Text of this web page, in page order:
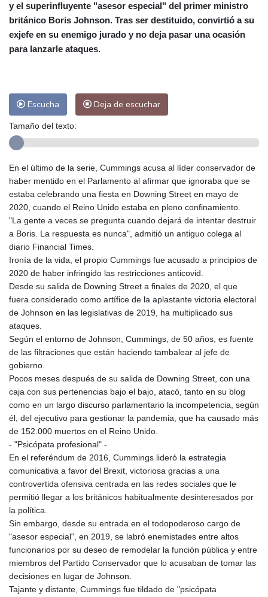
y el superinfluyente "asesor especial" del primer ministro
británico Boris Johnson. Tras ser destituido, convirtió a su
exjefe en su enemigo jurado y no deja pasar una ocasión
para lanzarle ataques.
Escucha Deja de escuchar
Tamaño del texto:
En el último de la serie, Cummings acusa al líder conservador de
haber mentido en el Parlamento al afirmar que ignoraba que se
estaba celebrando una fiesta en Downing Street en mayo de
2020, cuando el Reino Unido estaba en pleno confinamiento.
"La gente a veces se pregunta cuando dejará de intentar destruir
a Boris. La respuesta es nunca", admitió un antiguo colega al
diario Financial Times.
Ironía de la vida, el propio Cummings fue acusado a principios de
2020 de haber infringido las restricciones anticovid.
Desde su salida de Downing Street a finales de 2020, el que
fuera considerado como artífice de la aplastante victoria electoral
de Johnson en las legislativas de 2019, ha multiplicado sus
ataques.
Según el entorno de Johnson, Cummings, de 50 años, es fuente
de las filtraciones que están haciendo tambalear al jefe de
gobierno.
Pocos meses después de su salida de Downing Street, con una
caja con sus pertenencias bajo el bajo, atacó, tanto en su blog
como en un largo discurso parlamentario la incompetencia, según
él, del ejecutivo para gestionar la pandemia, que ha causado más
de 152.000 muertos en el Reino Unido.
- "Psicópata profesional" -
En el referéndum de 2016, Cummings lideró la estrategia
comunicativa a favor del Brexit, victoriosa gracias a una
controvertida ofensiva centrada en las redes sociales que le
permitió llegar a los británicos habitualmente desinteresados por
la política.
Sin embargo, desde su entrada en el todopoderoso cargo de
"asesor especial", en 2019, se labró enemistades entre altos
funcionarios por su deseo de remodelar la función pública y entre
miembros del Partido Conservador que lo acusaban de tomar las
decisiones en lugar de Johnson.
Tajante y distante, Cummings fue tildado de "psicópata